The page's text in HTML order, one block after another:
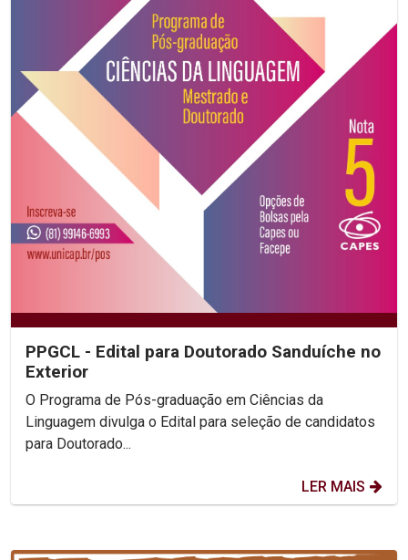
PPGCL - Edital para Doutorado Sanduíche no
Exterior
O Programa de Pós-graduação em Ciências da
Linguagem divulga o Edital para seleção de candidatos
para Doutorado...
LER MAIS